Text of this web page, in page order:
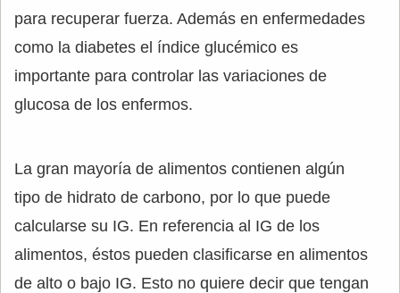
para recuperar fuerza. Además en enfermedades
como la diabetes el índice glucémico es
importante para controlar las variaciones de
glucosa de los enfermos.
La gran mayoría de alimentos contienen algún
tipo de hidrato de carbono, por lo que puede
calcularse su IG. En referencia al IG de los
alimentos, éstos pueden clasificarse en alimentos
de alto o bajo IG. Esto no quiere decir que tengan